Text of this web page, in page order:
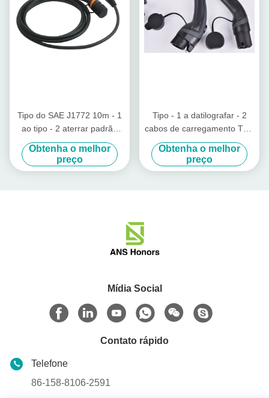
Tipo do SAE J1772 10m - 1
ao tipo - 2 aterrar padrão
esperto de carregamento do
cabo EVSE de EV
Obtenha o melhor
preço
Tipo - 1 a datilografar - 2
cabos de carregamento TUV
Nissan Leaf Charging Cable
do carro 7kW elétrico
Obtenha o melhor
preço
Mídia Social
Contato rápido
Telefone
86-158-8106-2591